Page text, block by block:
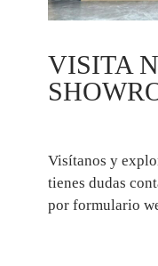
VISITA
Visítanos y
tienes dudas
por formulario